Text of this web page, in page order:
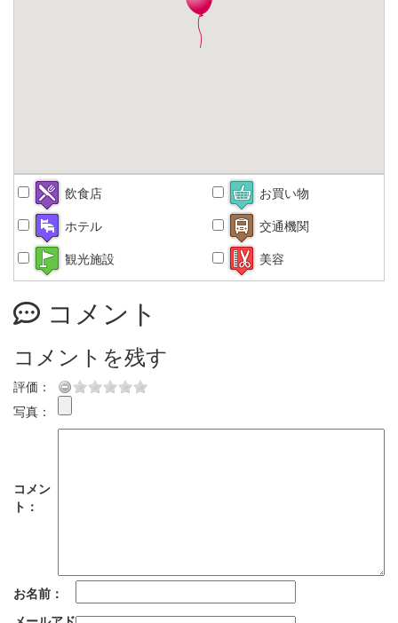
飲食店 お買い物
ホテル 交通機関
観光施設 美容
コメント
コメントを残す
評価：
写真：
コメン
ト：
お名前：